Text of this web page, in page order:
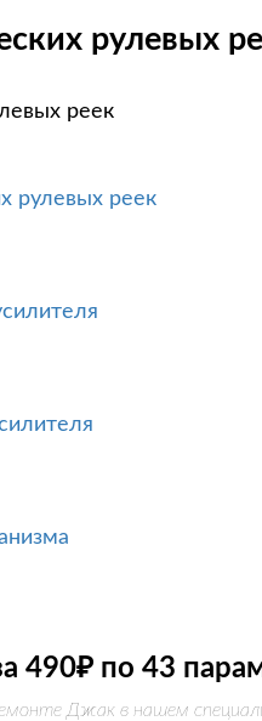
рулевых
реек
рулевых реек
по 43
Джак в нашем